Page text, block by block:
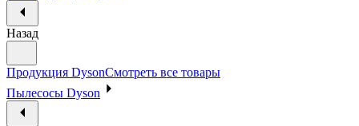
Назад
Продукция DysonСмотреть все товары
Пылесосы Dyson